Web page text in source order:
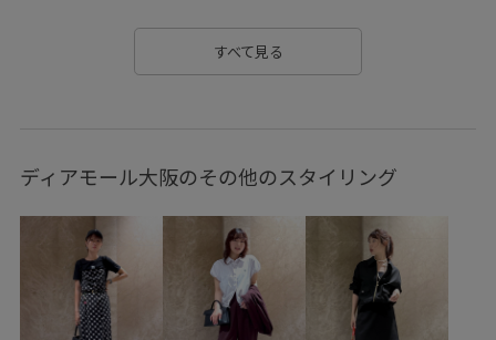
デザインがポイント
ニット ニット素材 ハンドタオル
フェミニン フレンチスリーブ ブラウス ベルト
ベーシック ペプラム ポーチ ワイドパンツ
ワンピース ヴィンテージ ヴィンテージ感 伸縮性
合わせやすい 女性らしい印象
すべて見る
ディアモール大阪のその他のスタイリング